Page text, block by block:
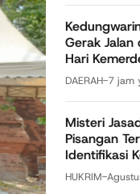
Gerak Jalan
Hari
DAERAH-7 jam
Misteri
Pisangan
Identifikasi
HUKRIM-